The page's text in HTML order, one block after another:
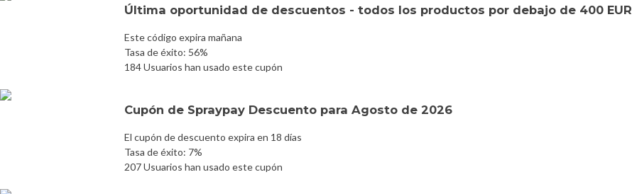
Última oportunidad de descuentos - todos los productos por debajo de 400 EUR
Este código expira mañana
Tasa de éxito: 56%
184 Usuarios han usado este cupón
Cupón de Spraypay Descuento para Agosto de 2026
El cupón de descuento expira en 18 días
Tasa de éxito: 7%
207 Usuarios han usado este cupón